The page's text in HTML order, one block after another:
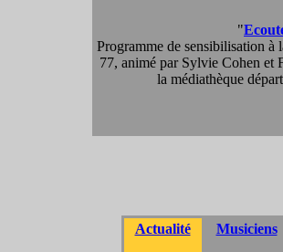
"
Programme de sensibilisation à
77, animé par Sylvie Cohen et
la médiathèque
Actualité Musiciens